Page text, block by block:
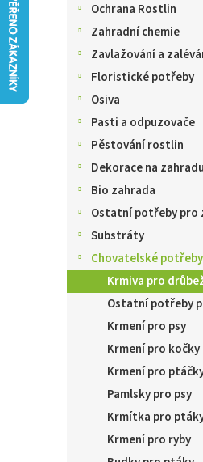
Ochrana Rostlin
Zahradní chemie
Zavlažování a
Floristické potřeby
Osiva
Pasti a odpuzovače
Pěstování rostlin
Dekorace na zahradu
Bio zahrada
Ostatní potřeby pro
Substráty
Chovatelské potřeby
Krmiva pro
Ostatní potřeby
Krmení pro psy
Krmení pro kočky
Krmení pro
Pamlsky pro psy
Krmítka pro
Krmení pro ryby